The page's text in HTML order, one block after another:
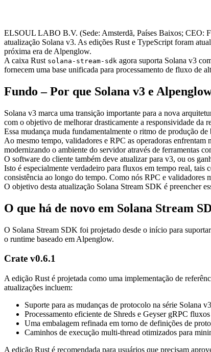
ELSOUL LABO B.V. (Sede: Amsterdã, Países Baixos; CEO:
atualização Solana v3. As edições Rust e TypeScript foram
próxima era de Alpenglow.
A caixa Rust solana-stream-sdk agora suporta Solana v3
fornecem uma base unificada para processamento de fluxo de
Fundo – Por que Solana v3 e
Solana v3 marca uma transição importante para a nova
com o objetivo de melhorar drasticamente a responsividade da
Essa mudança muda fundamentalmente o ritmo de produção
Ao mesmo tempo, validadores e RPC as operadoras
modernizando o ambiente do servidor através de ferramentas
O software do cliente também deve atualizar para v3, ou os
Isto é especialmente verdadeiro para fluxos em tempo real, tais
consistência ao longo do tempo. Como nós RPC e validadores
O objetivo desta atualização Solana Stream SDK é preencher
O que há de novo em Solana Stream
O Solana Stream SDK foi projetado desde o início para
o runtime baseado em Alpenglow.
Crate v0.6.1
A edição Rust é projetada como uma implementação de
atualizações incluem:
Suporte para as mudanças de protocolo na série Solana v3
Processamento eficiente de Shreds e Geyser gRPC
Uma embalagem refinada em torno de definições de
Caminhos de execução multi-thread otimizados para
A edição Rust é recomendada para usuários que precisam